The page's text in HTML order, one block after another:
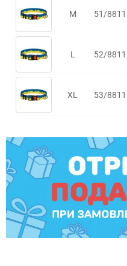
M 51/8811
L 52/8811
XL 53/8811